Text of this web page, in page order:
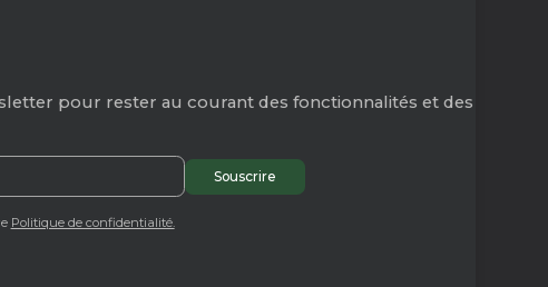
pour rester au courant des fonctionnalités et des
Politique de confidentialité.